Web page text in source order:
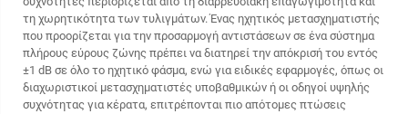
τη χωρητικότητα των τυλιγμάτων. Ένας ηχητικός μετασχηματιστής
που προορίζεται για την προσαρμογή αντιστάσεων σε ένα σύστημα
πλήρους εύρους ζώνης πρέπει να διατηρεί την απόκρισή του εντός
±1 dB σε όλο το ηχητικό φάσμα, ενώ για ειδικές εφαρμογές, όπως οι
διαχωριστικοί μετασχηματιστές υποβαθμικών ή οι οδηγοί υψηλής
συχνότητας για κέρατα, επιτρέπονται πιο απότομες πτώσεις